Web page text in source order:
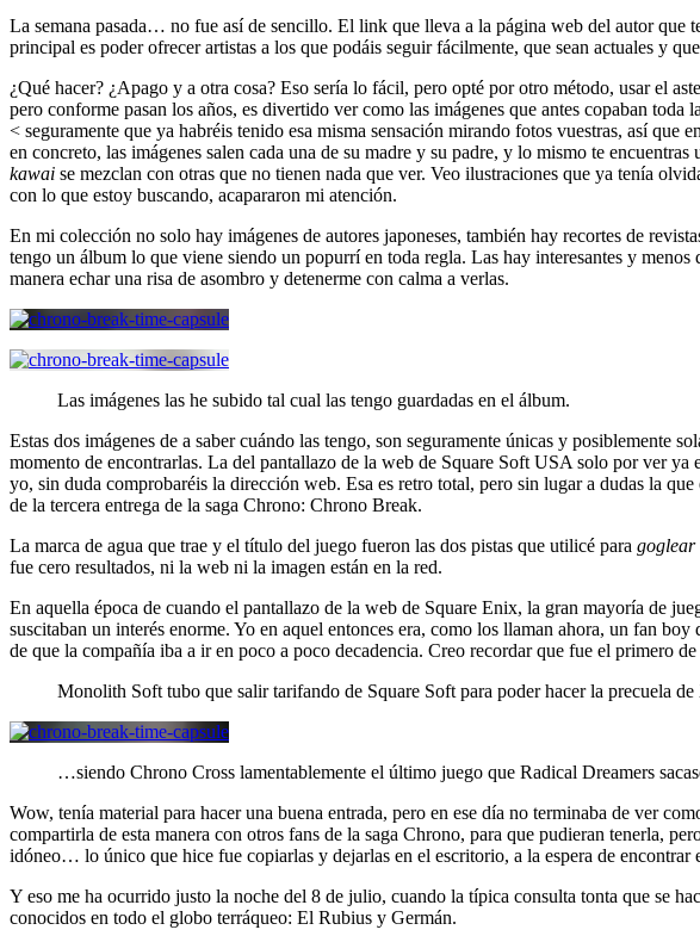
La semana pasada… no fue así de sencillo. El link que lleva a la página web del autor que
principal es poder ofrecer artistas a los que podáis seguir fácilmente, que sean actuales y
¿Qué hacer? ¿Apago y a otra cosa? Eso sería lo fácil, pero opté por otro método, usar el
pero conforme pasan los años, es divertido ver como las imágenes que antes copaban toda
< seguramente que ya habréis tenido esa misma sensación mirando fotos vuestras, así
en concreto, las imágenes salen cada una de su madre y su padre, y lo mismo te
kawai se mezclan con otras que no tienen nada que ver. Veo ilustraciones que ya tenía
con lo que estoy buscando, acapararon mi atención.
En mi colección no solo hay imágenes de autores japoneses, también hay recortes de
tengo un álbum lo que viene siendo un popurrí en toda regla. Las hay interesantes y
manera echar una risa de asombro y detenerme con calma a verlas.
Las imágenes las he subido tal cual las tengo guardadas en el álbum.
Estas dos imágenes de a saber cuándo las tengo, son seguramente únicas y
momento de encontrarlas. La del pantallazo de la web de Square Soft USA solo por ver ya
yo, sin duda comprobaréis la dirección web. Esa es retro total, pero sin lugar a dudas la
de la tercera entrega de la saga Chrono: Chrono Break.
La marca de agua que trae y el título del juego fueron las dos pistas que utilicé para goglear
fue cero resultados, ni la web ni la imagen están en la red.
En aquella época de cuando el pantallazo de la web de Square Enix, la gran mayoría de
suscitaban un interés enorme. Yo en aquel entonces era, como los llaman ahora, un fan
de que la compañía iba a ir en poco a poco decadencia. Creo recordar que fue el primero
Monolith Soft tubo que salir tarifando de Square Soft para poder hacer la precuela
…siendo Chrono Cross lamentablemente el último juego que Radical Dreamers
Wow, tenía material para hacer una buena entrada, pero en ese día no terminaba de ver
compartirla de esta manera con otros fans de la saga Chrono, para que pudieran tenerla,
idóneo… lo único que hice fue copiarlas y dejarlas en el escritorio, a la espera de
Y eso me ha ocurrido justo la noche del 8 de julio, cuando la típica consulta tonta que se
conocidos en todo el globo terráqueo: El Rubius y Germán.